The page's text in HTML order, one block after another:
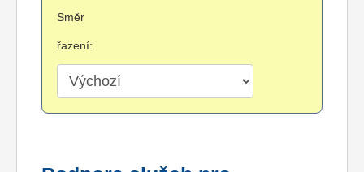
Směr
řazení: